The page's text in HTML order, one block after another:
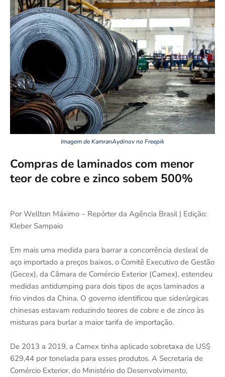
Imagem de KamranAydinov no Freepik
Compras de laminados com menor
teor de cobre e zinco sobem 500%
Por Wellton Máximo – Repórter da Agência Brasil | Edição:
Kleber Sampaio
Em mais uma medida para barrar a concorrência desleal de
aço importado a preços baixos, o Comitê Executivo de Gestão
(Gecex), da Câmara de Comércio Exterior (Camex), estendeu
medidas antidumping para dois tipos de aços laminados a
frio vindos da China. O governo identificou que siderúrgicas
chinesas estavam reduzindo teores de cobre e de zinco às
misturas para burlar a maior tarifa de importação.
De 2013 a 2019, a Camex tinha aplicado sobretaxa de US$
629,44 por tonelada para esses produtos. A Secretaria de
Comércio Exterior, do Ministério do Desenvolvimento,